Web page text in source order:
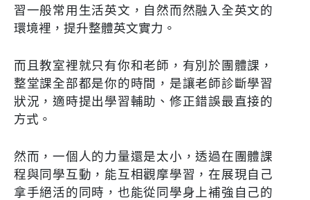
習一般常用生活英文，自然而然融入全英文的
環境裡，提升整體英文實力。
而且教室裡就只有你和老師，有別於團體課，
整堂課全部都是你的時間，是讓老師診斷學習
狀況，適時提出學習輔助、修正錯誤最直接的
方式。
然而，一個人的力量還是太小，透過在團體課
程與同學互動，能互相觀摩學習，在展現自己
拿手絕活的同時，也能從同學身上補強自己的